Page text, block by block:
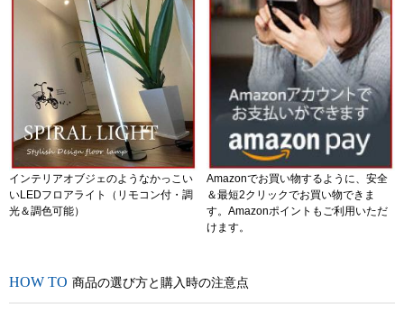
インテリアオブジェのようなかっこい
いLEDフロアライト（リモコン付・調
光＆調色可能）
Amazonでお買い物するように、安全
＆最短2クリックでお買い物できま
す。Amazonポイントもご利用いただ
けます。
商品の選び方と購入時の注意点